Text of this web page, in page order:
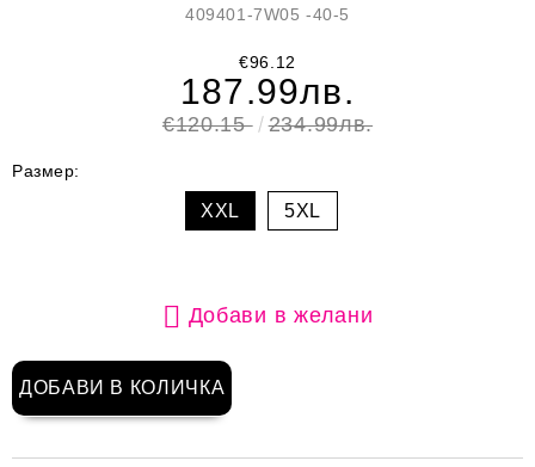
409401-7W05 -40-5
€96.12
187.99лв.
€120.15 234.99лв.
Размер:
XXL 5XL
Добави в желани